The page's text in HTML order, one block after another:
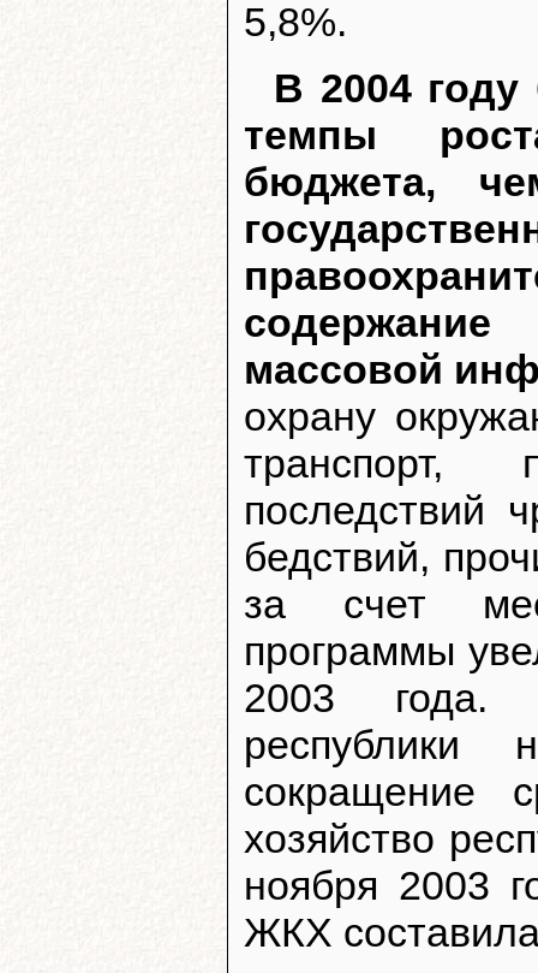
5,8%.
В 2004
темпы
бюджета,
массовой
охрану
транспорт,
последствий
бедствий,
за счет
программы
2003 года.
республики
сокращение
хозяйство
ноября 2003
ЖКХ